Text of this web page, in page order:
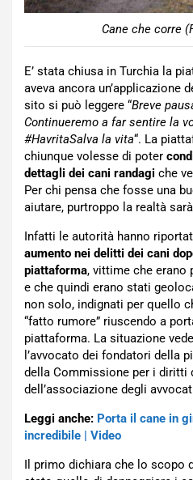
Cane che corre
E’ stata chiusa in Turchia la
aveva ancora un’applicazione
sito si può leggere “Breve
Continueremo a far sentire la
#HavritaSalva la vita“. La
chiunque volesse di poter
dettagli dei cani randagi che
Per chi pensa che fosse una
aiutare, purtroppo la realtà
Infatti le autorità hanno
aumento nei delitti dei cani
piattaforma, vittime che erano
e che quindi erano stati
non solo, indignati per quello
“fatto rumore” riuscendo a
piattaforma. La situazione
l’avvocato dei fondatori della
della Commissione per i diritti
dell’associazione degli
Leggi anche: Porta il cane in
incredibile | Video
Il primo dichiara che lo